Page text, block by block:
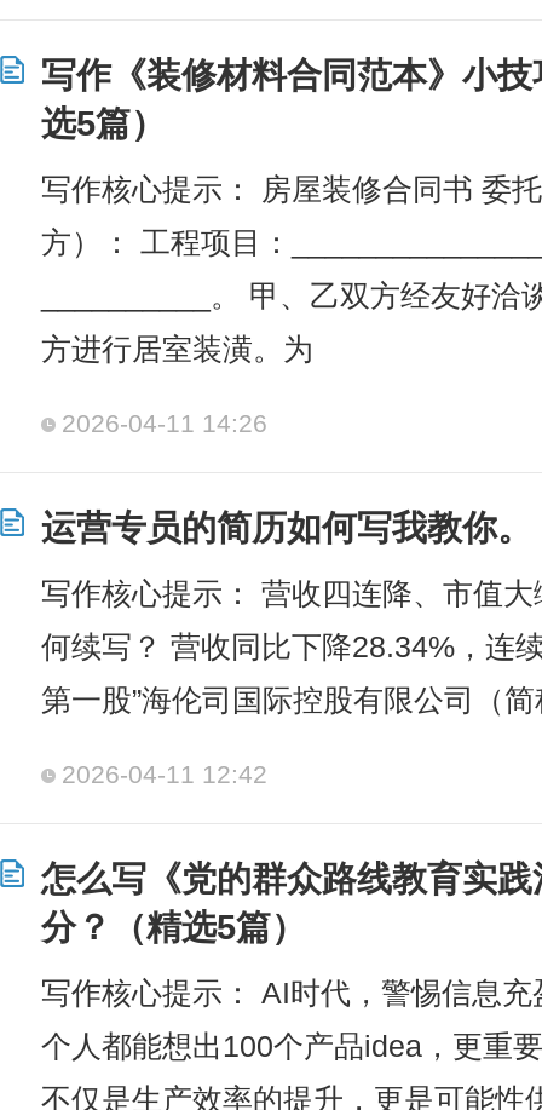
写作《装修材料合同范本》小
选5篇）
写作核心提示： 房屋装修合同书 委
方）： 工程项目：
__________。 甲、乙双方经友好
方进行居室装潢。为
2026-04-11 14:26
运营专员的简历如何写我教你
写作核心提示： 营收四连降、市值
何续写？ 营收同比下降28.34%，连
第一股”海伦司国际控股有限公司（
2026-04-11 12:42
怎么写《党的群众路线教育实
分？（精选5篇）
写作核心提示： AI时代，警惕信息
个人都能想出100个产品idea，更重
不仅是生产效率的提升，更是可能性